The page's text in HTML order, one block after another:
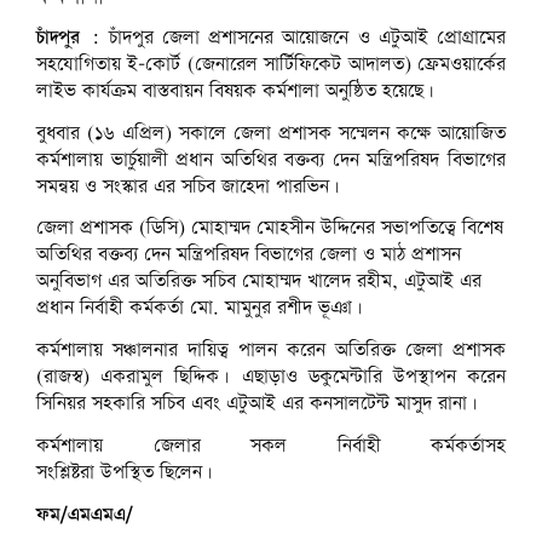
চাঁদপুর : চাঁদপুর জেলা প্রশাসনের আয়োজনে ও এটুআই প্রোগ্রামের
সহযোগিতায় ই-কোর্ট (জেনারেল সার্টিফিকেট আদালত) ফ্রেমওয়ার্কের
লাইভ কার্যক্রম বাস্তবায়ন বিষয়ক কর্মশালা অনুষ্ঠিত হয়েছে।
বুধবার (১৬ এপ্রিল) সকালে জেলা প্রশাসক সম্মেলন কক্ষে আয়োজিত
কর্মশালায় ভার্চুয়ালী প্রধান অতিথির বক্তব্য দেন মন্ত্রিপরিষদ বিভাগের
সমন্বয় ও সংস্কার এর সচিব জাহেদা পারভিন।
জেলা প্রশাসক (ডিসি) মোহাম্মদ মোহসীন উদ্দিনের সভাপতিত্বে বিশেষ
অতিথির বক্তব্য দেন মন্ত্রিপরিষদ বিভাগের জেলা ও মাঠ প্রশাসন
অনুবিভাগ এর অতিরিক্ত সচিব মোহাম্মদ খালেদ রহীম, এটুআই এর
প্রধান নির্বাহী কর্মকর্তা মো. মামুনুর রশীদ ভূঞা।
কর্মশালায় সঞ্চালনার দায়িত্ব পালন করেন অতিরিক্ত জেলা প্রশাসক
(রাজস্ব) একরামুল ছিদ্দিক। এছাড়াও ডকুমেন্টারি উপস্থাপন করেন
সিনিয়র সহকারি সচিব এবং এটুআই এর কনসালটেন্ট মাসুদ রানা।
কর্মশালায় জেলার সকল নির্বাহী কর্মকর্তাসহ
সংশ্লিষ্টরা উপস্থিত ছিলেন।
ফম/এমএমএ/